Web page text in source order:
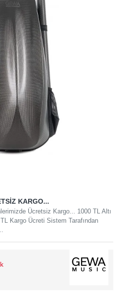
KARGO...
Ücretsiz Kargo... 1000 TL Altı
Kargo Ücreti Sistem Tarafından